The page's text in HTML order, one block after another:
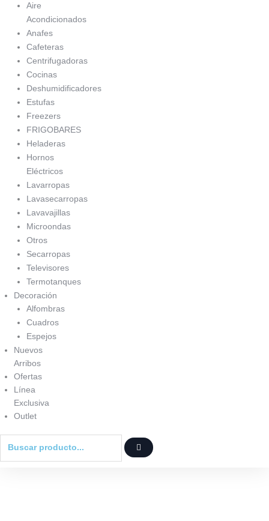
Aire
Acondicionados
Anafes
Cafeteras
Centrifugadoras
Cocinas
Deshumidificadores
Estufas
Freezers
FRIGOBARES
Heladeras
Hornos
Eléctricos
Lavarropas
Lavasecarropas
Lavavajillas
Microondas
Otros
Secarropas
Televisores
Termotanques
Decoración
Alfombras
Cuadros
Espejos
Nuevos
Arribos
Ofertas
Línea
Exclusiva
Outlet